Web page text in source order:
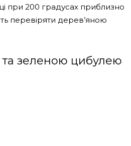
при 200 градусах приблизно
перевіряти дерев’яною
та зеленою цибулею